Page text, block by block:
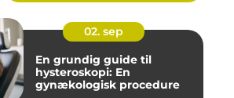
02. sep
En grundig guide til
hysteroskopi: En
gynækologisk procedure